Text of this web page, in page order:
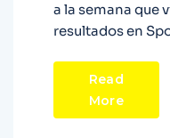
a la semana que
resultados en
Read
More